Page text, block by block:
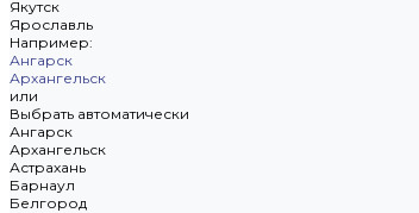
Якутск
Ярославль
Например:
Ангарск
Архангельск
или
Выбрать автоматически
Ангарск
Архангельск
Астрахань
Барнаул
Белгород